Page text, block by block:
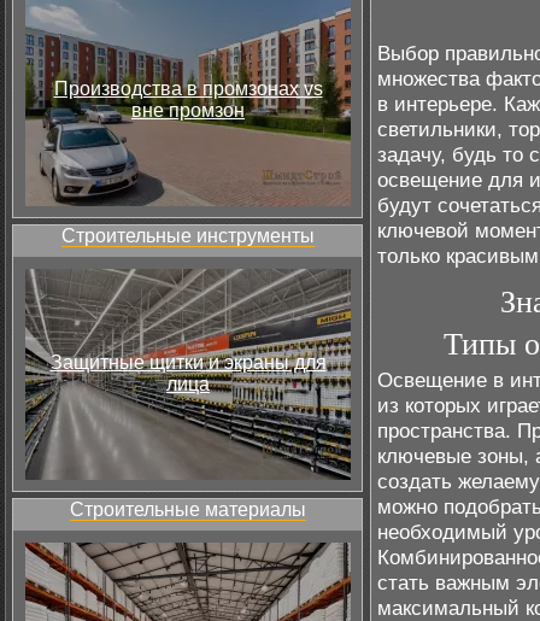
Производства в промзонах vs
вне промзон
Строительные инструменты
Защитные щитки и экраны для
лица
Строительные материалы
Выбор
множества
в интерьере.
светильники,
задачу, будь то
освещение для
будут
ключевой
только
Типы
Освещение в
из которых
пространства.
ключевые зоны,
создать
можно
необходимый
стать важным
максимальный